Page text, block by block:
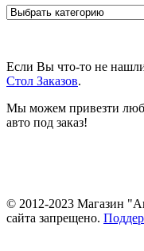
Если Вы что-то не нашли
Стол Заказов.
Мы можем привезти
авто под заказ!
© 2012-2023 Магазин
сайта запрещено.